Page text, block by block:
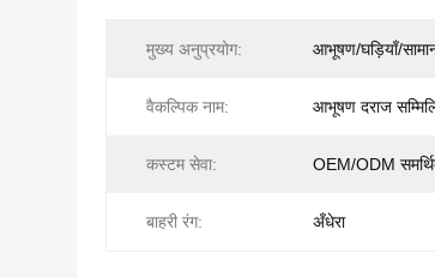
मुख्य अनुप्रयोग: आभूषण/घड़ियाँ/
वैकल्पिक नाम: आभूषण दराज
कस्टम सेवा: OEM/ODM
बाहरी रंग: अँधेरा